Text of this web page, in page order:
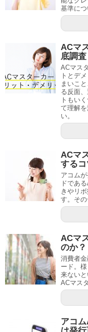
基準につ
ACマ
底調
ACマス
トとデ
まいこ
る反面
トもい
て理解
い。
ACマ
するコ
アコム
ドであ
きやリ
す。そ
ACマ
のか？
消費者
ード。
来ない
ACマス
アコ